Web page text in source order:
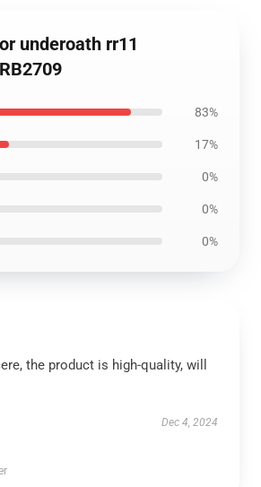
underoath rr11
83%
17%
0%
0%
0%
the product is high-quality, will
Dec 4, 2024